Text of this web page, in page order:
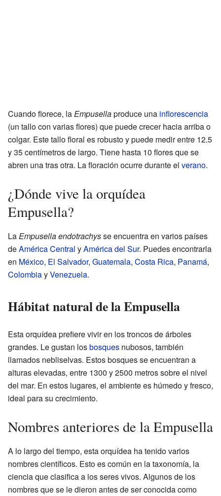
Cuando florece, laEmpusellaproduce una inflorescencia
(un tallo con varias flores) que puede crecer hacia arriba o
colgar. Este tallo floral es robusto y puede medir entre 12.5
y 35 centímetros de largo. Tiene hasta 10 flores que se
abren una tras otra. La floración ocurre durante el verano.
¿Dónde vive la orquídea
Empusella?
LaEmpusella endotrachysse encuentra en varios países
deAmérica Central yAmérica del Sur. Puedes encontrarla
en México, El Salvador, Guatemala, Costa Rica, Panamá,
ColombiayVenezuela.
Hábitat natural de la Empusella
Esta orquídea prefiere vivir en los troncos de árboles
grandes. Le gustan losbosques nubosos, también
llamados nebliselvas. Estos bosques se encuentran a
alturas elevadas, entre 1300 y 2500 metros sobre el nivel
del mar. En estos lugares, el ambiente es húmedo y fresco,
ideal para su crecimiento.
Nombres anteriores de la Empusella
A lo largo del tiempo, esta orquídea ha tenido varios
nombres científicos. Esto es común en la taxonomía, la
ciencia que clasifica a los seres vivos. Algunos de los
nombres que se le dieron antes de ser conocida como